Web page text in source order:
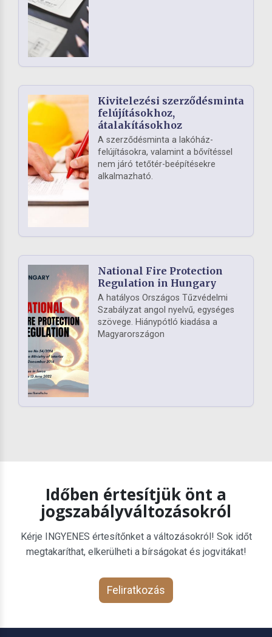
Kivitelezési szerződésminta
felújításokhoz,
átalakításokhoz
A szerződésminta a lakóház-
felújításokra, valamint a bővítéssel
nem járó tetőtér-beépítésekre
alkalmazható.
National Fire Protection
Regulation in Hungary
A hatályos Országos Tűzvédelmi
Szabályzat angol nyelvű, egységes
szövege. Hiánypótló kiadása a
Magyarországon
Időben értesítjük önt a
jogszabályváltozásokról
Kérje INGYENES értesítőnket a változásokról! Sok időt
megtakaríthat, elkerülheti a bírságokat és jogvitákat!
Feliratkozás